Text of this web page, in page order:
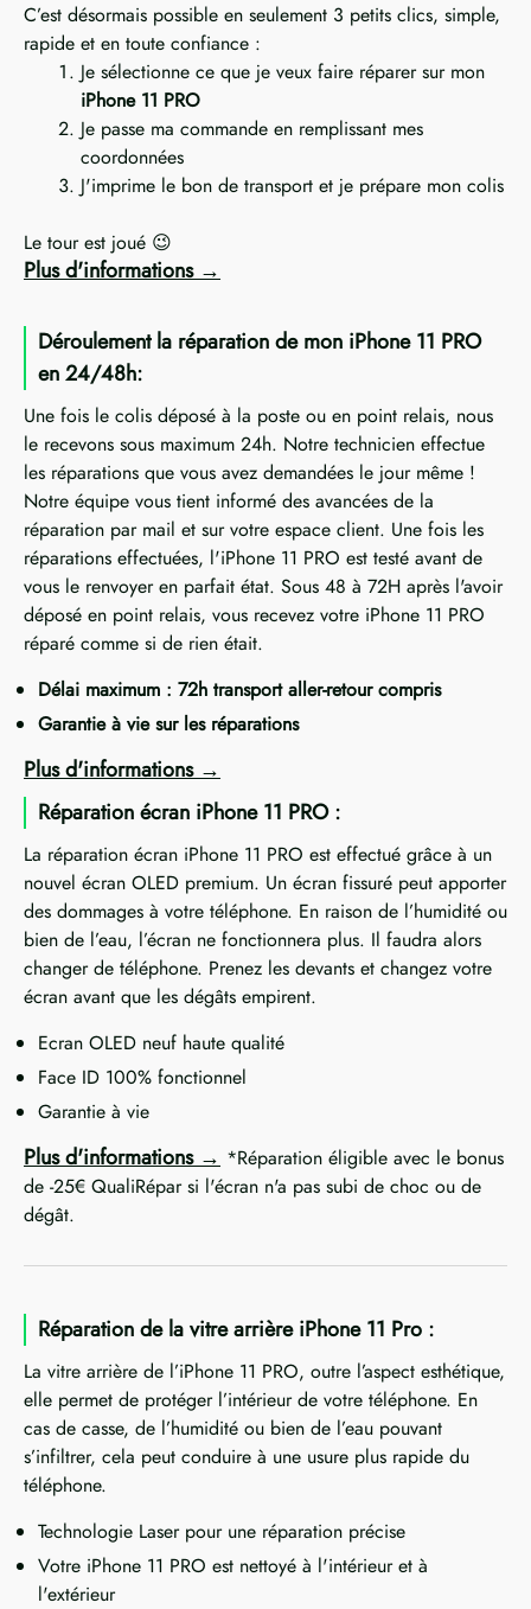
C’est désormais possible en seulement 3 petits clics, simple,
rapide et en toute confiance :
Je sélectionne ce que je veux faire réparer sur mon
iPhone 11 PRO
Je passe ma commande en remplissant mes
coordonnées
J'imprime le bon de transport et je prépare mon colis
Le tour est joué 😉
Plus d'informations
Déroulement la réparation de mon iPhone 11 PRO
en 24/48h:
Une fois le colis déposé à la poste ou en point relais, nous
le recevons sous maximum 24h. Notre technicien effectue
les réparations que vous avez demandées le jour même !
Notre équipe vous tient informé des avancées de la
réparation par mail et sur votre espace client. Une fois les
réparations effectuées, l'iPhone 11 PRO est testé avant de
vous le renvoyer en parfait état. Sous 48 à 72H après l'avoir
déposé en point relais, vous recevez votre iPhone 11 PRO
réparé comme si de rien était.
Délai maximum : 72h transport aller-retour compris
Garantie à vie sur les réparations
Plus d'informations
Réparation écran iPhone 11 PRO :
La réparation écran iPhone 11 PRO est effectué grâce à un
nouvel écran OLED premium. Un écran fissuré peut apporter
des dommages à votre téléphone. En raison de l’humidité ou
bien de l’eau, l’écran ne fonctionnera plus. Il faudra alors
changer de téléphone. Prenez les devants et changez votre
écran avant que les dégâts empirent.
Ecran OLED neuf haute qualité
Face ID 100% fonctionnel
Garantie à vie
Plus d'informations
*Réparation éligible avec le bonus
de -25€ QualiRépar si l'écran n'a pas subi de choc ou de
dégât.
Réparation de la vitre arrière iPhone 11 Pro :
La vitre arrière de l’iPhone 11 PRO, outre l’aspect esthétique,
elle permet de protéger l’intérieur de votre téléphone. En
cas de casse, de l’humidité ou bien de l’eau pouvant
s’infiltrer, cela peut conduire à une usure plus rapide du
téléphone.
Technologie Laser pour une réparation précise
Votre iPhone 11 PRO est nettoyé à l'intérieur et à
l'extérieur